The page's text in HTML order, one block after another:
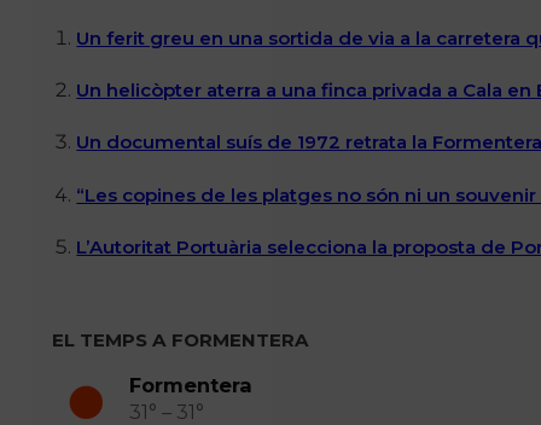
Un ferit greu en una sortida de via a la carretera
Un helicòpter aterra a una finca privada a Cala
Un documental suís de 1972 retrata la
“Les copines de les platges no són ni un
L’Autoritat Portuària selecciona la proposta de
EL TEMPS A FORMENTERA
Formentera
31° – 31°